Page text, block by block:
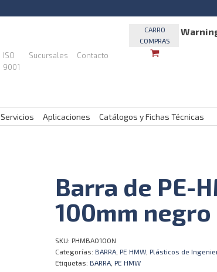
ISO
9001
Sucursales Contacto
CARRO
COMPRAS
Servicios Aplicaciones Catálogos y Fichas Técnicas
Barra de PE-
100mm negro
SKU: PHMBA0100N
Categorías: BARRA PE HMW Plásticos de
Etiquetas: BARRA PE HMW